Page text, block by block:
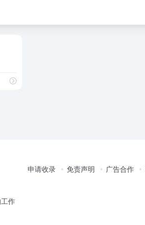
作
申请收录 免责声明 广告合作